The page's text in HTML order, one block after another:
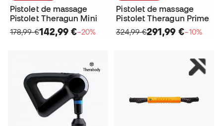
Pistolet de massage
Pistolet Theragun Mini
178,99 €142,99 €−20%
Pistolet de massage
Pistolet Theragun Prime
324,99 €291,99 €−10%